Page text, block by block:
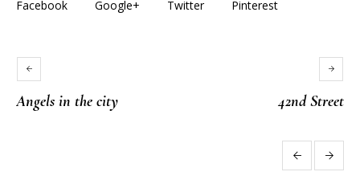
Facebook Google+ Twitter Pinterest
Angels in the city 42nd Street